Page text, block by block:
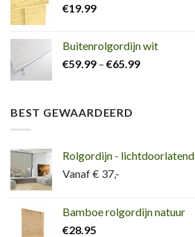
€19.99
Buitenrolgordijn wit
€59.99 – €65.99
BEST GEWAARDEERD
Rolgordijn - lichtdoorlatend
Vanaf € 37,-
Bamboe rolgordijn natuur
€28.95